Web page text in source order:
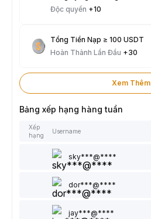
Độc quyền +10
Tổng Tiền Nạp ≥ 100 USDT
Hoàn Thành Lần Đầu +30
Xem Thêm
Bảng xếp hạng hàng tuần
Xếp
hạng
Username
sky***@****
dor***@****
jay***@****